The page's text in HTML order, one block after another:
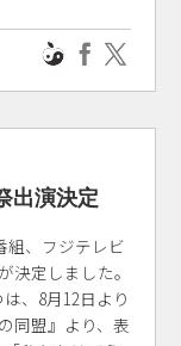
出演決定
組、フジテレビ
決定しました。
、8月12日より
同盟』より、表